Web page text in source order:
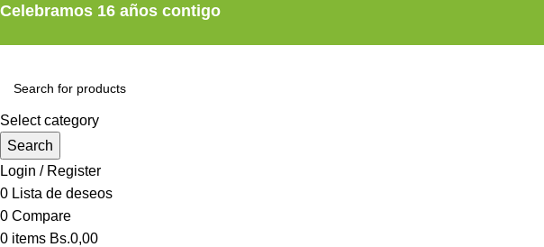
Celebramos 16 años contigo
Select category
Search
Login / Register
0 Lista de deseos
0 Compare
0 items Bs.0,00